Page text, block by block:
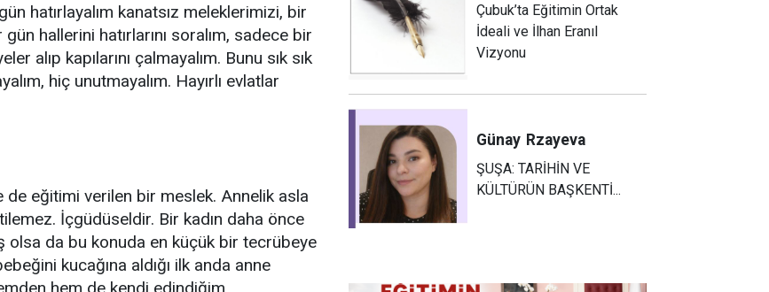
hatırlayalım kanatsız meleklerimizi, bir
gün hallerini hatırlarını soralım, sadece bir
alıp kapılarını çalmayalım. Bunu sık sık
hiç unutmayalım. Hayırlı evlatlar
de eğitimi verilen bir meslek. Annelik asla
İçgüdüseldir. Bir kadın daha önce
olsa da bu konuda en küçük bir tecrübeye
kucağına aldığı ilk anda anne
hem de kendi edindiğim
Çubuk’ta Eğitimin Ortak
İdeali ve İlhan Eranıl
Vizyonu
Günay Rzayeva
ŞUŞA: TARİHİN VE
KÜLTÜRÜN BAŞKENTİ...